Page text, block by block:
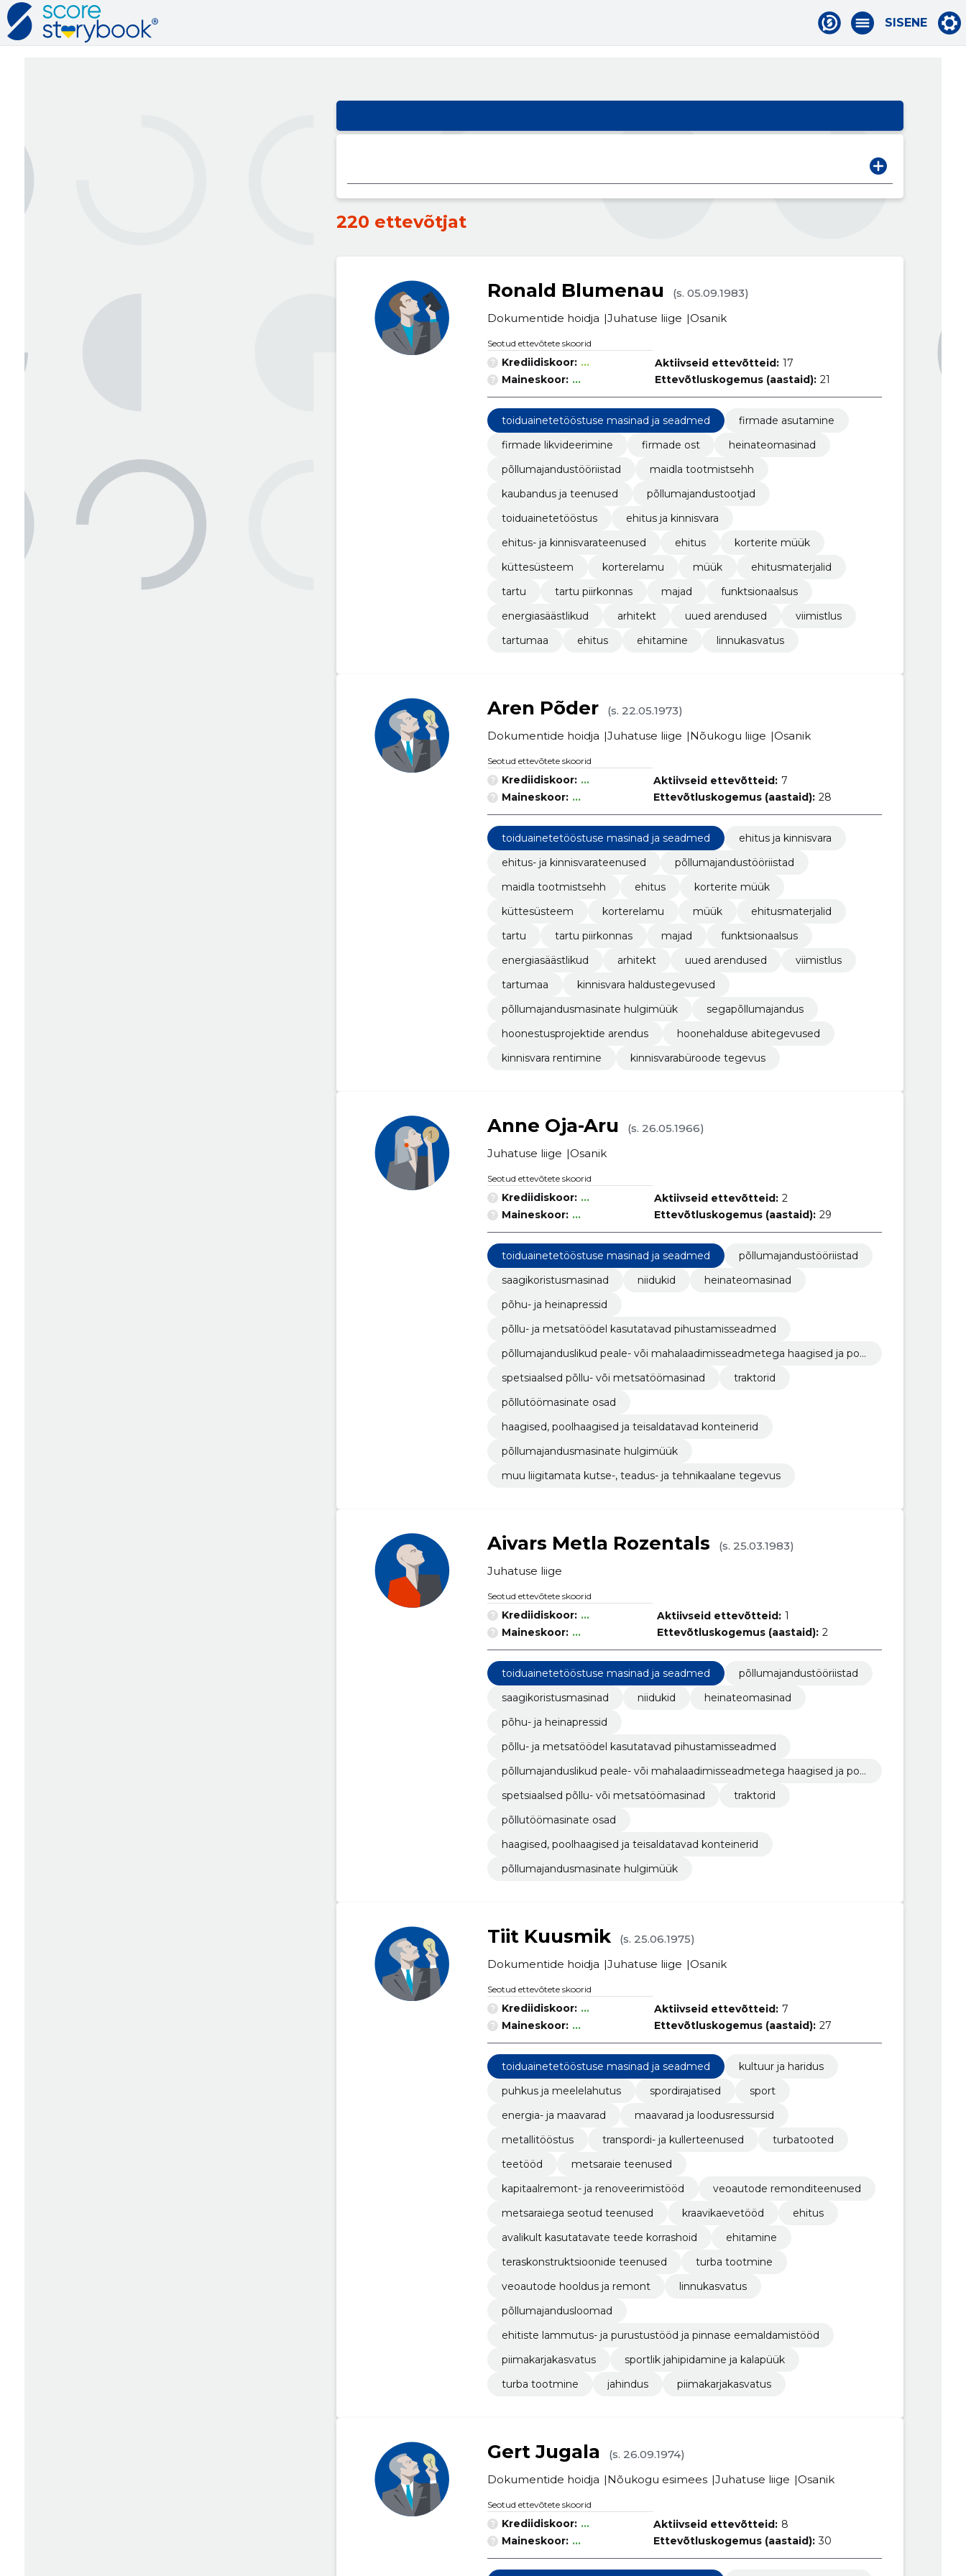
SISENE
220 ettevõtjat
Ronald Blumenau
(s. 05.09.1983)
Dokumentide hoidja
Juhatuse liige Osanik
Seotud ettevõtete skoorid
Krediidiskoor: ...
Maineskoor: ...
Aktiivseid ettevõtteid: 17
Ettevõtluskogemus (aastaid): 21
toiduainetetööstuse masinad ja seadmed
firmade asutamine
firmade likvideerimine
firmade ost
heinateomasinad
põllumajandustööriistad
maidla tootmistsehh
kaubandus ja teenused
põllumajandustootjad
toiduainetetööstus
ehitus ja kinnisvara
ehitus- ja kinnisvarateenused
ehitus
korterite müük
küttesüsteem
korterelamu müük
ehitusmaterjalid
tartu
tartu piirkonnas majad
funktsionaalsus
energiasäästlikud
arhitekt uued arendused
viimistlus
tartumaa
ehitus ehitamine linnukasvatus
Aren Põder
(s. 22.05.1973)
Dokumentide hoidja
Juhatuse liige Nõukogu liige Osanik
Seotud ettevõtete skoorid
Krediidiskoor: ...
Maineskoor: ...
Aktiivseid ettevõtteid: 7
Ettevõtluskogemus (aastaid): 28
toiduainetetööstuse masinad ja seadmed
ehitus ja kinnisvara
ehitus- ja kinnisvarateenused
põllumajandustööriistad
maidla tootmistsehh
ehitus
korterite müük
küttesüsteem
korterelamu müük
ehitusmaterjalid
tartu
tartu piirkonnas majad
funktsionaalsus
energiasäästlikud
arhitekt uued arendused
viimistlus
tartumaa
kinnisvara haldustegevused
põllumajandusmasinate hulgimüük
segapõllumajandus
hoonestusprojektide arendus
hoonehalduse abitegevused
kinnisvara rentimine
kinnisvarabüroode tegevus
Anne Oja-Aru
(s. 26.05.1966)
Juhatuse liige
Osanik
Seotud ettevõtete skoorid
Krediidiskoor: ...
Maineskoor: ...
Aktiivseid ettevõtteid: 2
Ettevõtluskogemus (aastaid): 29
toiduainetetööstuse masinad ja seadmed
põllumajandustööriistad
saagikoristusmasinad
niidukid
heinateomasinad
põhu- ja heinapressid
põllu- ja metsatöödel kasutatavad pihustamisseadmed
põllumajanduslikud peale- või mahalaadimisseadmetega haagised ja poo
spetsiaalsed põllu- või metsatöömasinad
traktorid
põllutöömasinate osad
haagised, poolhaagised ja teisaldatavad konteinerid
põllumajandusmasinate hulgimüük
muu liigitamata kutse-, teadus- ja tehnikaalane tegevus
Aivars Metla Rozentals
(s. 25.03.1983)
Juhatuse liige
Seotud ettevõtete skoorid
Krediidiskoor: ...
Maineskoor: ...
Aktiivseid ettevõtteid: 1
Ettevõtluskogemus (aastaid): 2
toiduainetetööstuse masinad ja seadmed
põllumajandustööriistad
saagikoristusmasinad
niidukid
heinateomasinad
põhu- ja heinapressid
põllu- ja metsatöödel kasutatavad pihustamisseadmed
põllumajanduslikud peale- või mahalaadimisseadmetega haagised ja poo
spetsiaalsed põllu- või metsatöömasinad
traktorid
põllutöömasinate osad
haagised, poolhaagised ja teisaldatavad konteinerid
põllumajandusmasinate hulgimüük
Tiit Kuusmik
(s. 25.06.1975)
Dokumentide hoidja
Juhatuse liige Osanik
Seotud ettevõtete skoorid
Krediidiskoor: ...
Maineskoor: ...
Aktiivseid ettevõtteid: 7
Ettevõtluskogemus (aastaid): 27
toiduainetetööstuse masinad ja seadmed
kultuur ja haridus
puhkus ja meelelahutus
spordirajatised
sport
energia- ja maavarad
maavarad ja loodusressursid
metallitööstus
transpordi- ja kullerteenused
turbatooted
teetööd
metsaraie teenused
kapitaalremont- ja renoveerimistööd
veoautode remonditeenused
metsaraiega seotud teenused
kraavikaevetööd
ehitus
avalikult kasutatavate teede korrashoid
ehitamine
teraskonstruktsioonide teenused
turba tootmine
veoautode hooldus ja remont
linnukasvatus
põllumajandusloomad
ehitiste lammutus- ja purustustööd ja pinnase eemaldamistööd
piimakarjakasvatus
sportlik jahipidamine ja kalapüük
turba tootmine
jahindus piimakarjakasvatus
Gert Jugala
(s. 26.09.1974)
Dokumentide hoidja
Nõukogu esimees Juhatuse liige Osanik
Seotud ettevõtete skoorid
Krediidiskoor: ...
Maineskoor: ...
Aktiivseid ettevõtteid: 8
Ettevõtluskogemus (aastaid): 30